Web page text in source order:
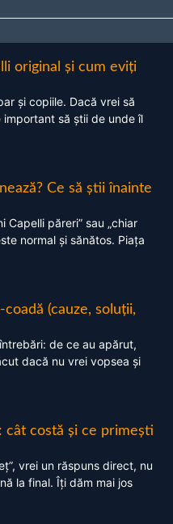
original și cum eviți
și copiile. Dacă vrei să
important să știi de unde îl
Ce să știi înainte
Capelli păreri” sau „chiar
normal și sănătos. Piața
(cauze, soluții,
de ce au apărut,
dacă nu vrei vopsea și
cât costă și ce primești
vrei un răspuns direct, nu
la final. Îți dăm mai jos